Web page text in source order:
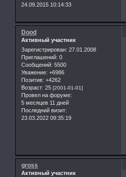
24.09.2015 10:14:33
Dood
Активный участник
Зарегистрирован: 27.01.2008
Приглашений: 0
Сообщений: 5500
Уважение: +6986
Позитив: +4262
Возраст: 25 [2001-01-01]
Провел на форуме:
5 месяцев 11 дней
Последний визит:
23.03.2022 09:35:19
gross
Активный участник